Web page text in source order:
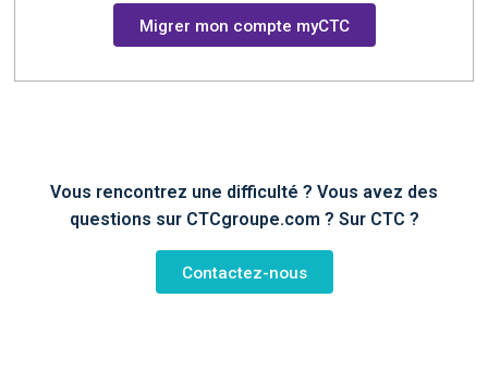
Migrer mon compte myCTC
Vous rencontrez une difficulté ? Vous avez des
questions sur CTCgroupe.com ? Sur CTC ?
Contactez-nous